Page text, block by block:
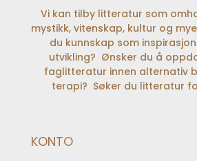
Vi kan tilby litteratur som
mystikk, vitenskap, kultur og
du kunnskap som
utvikling? Ønsker du å
faglitteratur innen alternativ
terapi? Søker du litteratur
KONTO